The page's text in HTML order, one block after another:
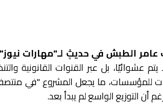
عامر الطبش في حديثٍ لـ"مهارات
عشوائيًا، بل عبر القنوات القانونية
للمؤسسات، ما يجعل المشروع "في
أن التوزيع الواسع لم يبدأ بعد.